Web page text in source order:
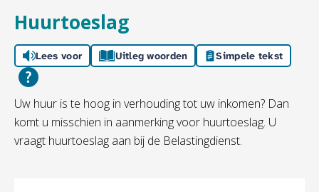
Naar hoofdnavigatiemenu
Huurtoeslag
Lees voor Uitleg woorden Simpele tekst
Uw huur is te hoog in verhouding tot uw inkomen? Dan
komt u misschien in aanmerking voor huurtoeslag. U
vraagt huurtoeslag aan bij de Belastingdienst.